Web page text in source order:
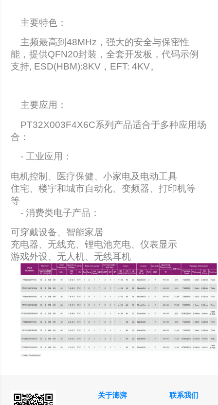
主要特色：
主频最高到48MHz，强大的安全与保密性
能，提供QFN20封装，全套开发板，代码示例
支持, ESD(HBM):8KV，EFT: 4KV。
主要应用：
PT32X003F4X6C系列产品适合于多种应用场
合：
- 工业应用：
电机控制、医疗保健、小家电及电动工具
住宅、楼宇和城市自动化、变频器、打印机等
等
- 消费类电子产品：
可穿戴设备、智能家居
充电器、无线充、锂电池充电、仪表显示
游戏外设、无人机、无线耳机
关于澎湃 联系我们